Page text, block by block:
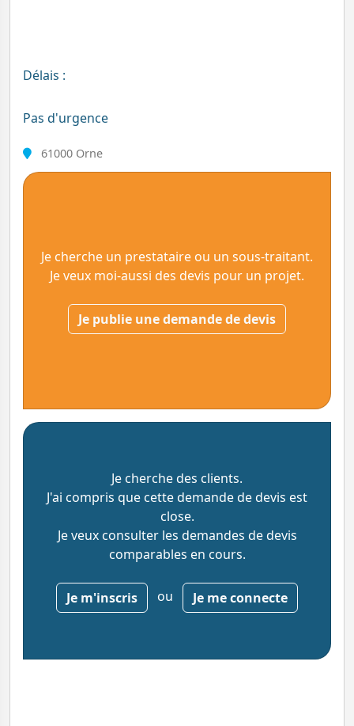
Délais :
Pas d'urgence
61000 Orne
Je cherche un prestataire ou un sous-traitant.
Je veux moi-aussi des devis pour un projet.
Je publie une demande de devis
Je cherche des clients.
J'ai compris que cette demande de devis est
close.
Je veux consulter les demandes de devis
comparables en cours.
Je m'inscris ou Je me connecte